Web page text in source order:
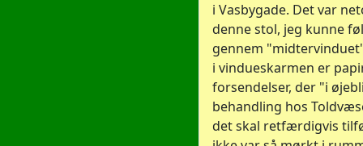
i Vasbygade. Det var
denne stol, jeg kunne
gennem
i vindueskarmen er
forsendelser, der "i
behandling hos
det skal retfærdigvis